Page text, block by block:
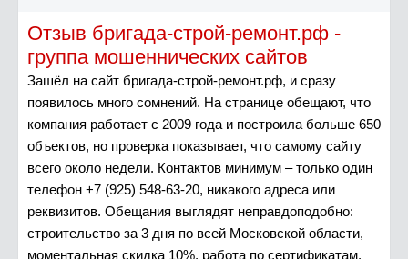
Отзыв бригада-строй-ремонт.рф -
группа мошеннических сайтов
Зашёл на сайт бригада-строй-ремонт.рф, и сразу
появилось много сомнений. На странице обещают, что
компания работает с 2009 года и построила больше 650
объектов, но проверка показывает, что самому сайту
всего около недели. Контактов минимум – только один
телефон +7 (925) 548-63-20, никакого адреса или
реквизитов. Обещания выглядят неправдоподобно:
строительство за 3 дня по всей Московской области,
моментальная скидка 10%, работа по сертификатам.